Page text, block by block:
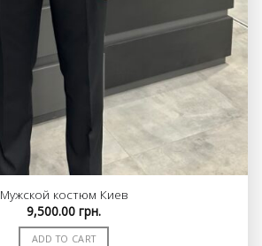
Мужской костюм Киев
9,500.00 грн.
ADD TO CART